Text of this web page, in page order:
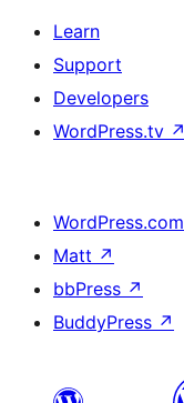
Learn
Support
Developers
WordPress.tv ↗
WordPress.com
Matt ↗
bbPress ↗
BuddyPress ↗